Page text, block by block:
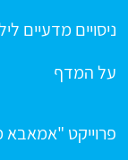
ניסויים מדעיים
על המדף
פרוייקט "אמאבא